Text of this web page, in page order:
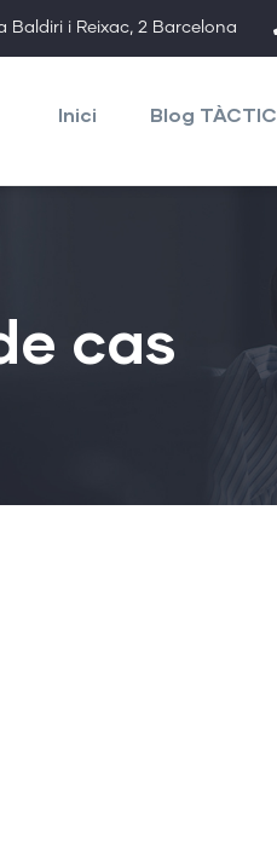
Baldiri i Reixac, 2 Barcelona
navigation
Inici Blog TÀCTIC
cas